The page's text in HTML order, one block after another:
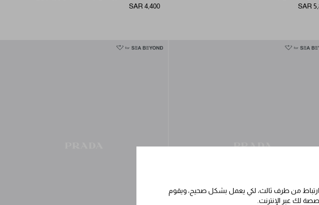
ارتباط من طرف ثالث، لكي يعمل بشكل صحيح، ويقوم
لك عبر الإنترنت.
SAR
SAR 4,400